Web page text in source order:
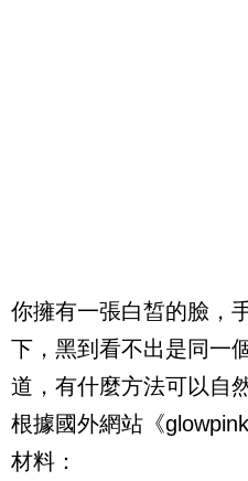
你擁有一張白皙的臉，
下，黑到看不出是同一
道，有什麼方法可以自
根據國外網站《
材料：